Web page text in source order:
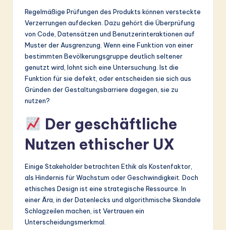
Regelmäßige Prüfungen des Produkts können versteckte
Verzerrungen aufdecken. Dazu gehört die Überprüfung
von Code, Datensätzen und Benutzerinteraktionen auf
Muster der Ausgrenzung. Wenn eine Funktion von einer
bestimmten Bevölkerungsgruppe deutlich seltener
genutzt wird, lohnt sich eine Untersuchung. Ist die
Funktion für sie defekt, oder entscheiden sie sich aus
Gründen der Gestaltungsbarriere dagegen, sie zu
nutzen?
Der geschäftliche
Nutzen ethischer UX
Einige Stakeholder betrachten Ethik als Kostenfaktor,
als Hindernis für Wachstum oder Geschwindigkeit. Doch
ethisches Design ist eine strategische Ressource. In
einer Ära, in der Datenlecks und algorithmische Skandale
Schlagzeilen machen, ist Vertrauen ein
Unterscheidungsmerkmal.